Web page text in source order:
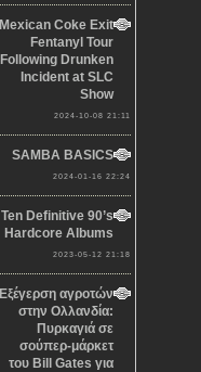
Mexican Coke Exit
Fentanyl Tour
Following Drunken
Incident at SLC
Show
2024-10-08 21:11
SAMBA BASICS
2024-01-16 22:24
Ten Definitive 90’s
Hardcore Albums
2023-05-12 21:18
Εξέγερση αγροτών
στην Ολλανδία:
Πυρκαγιά σε
σούπερ-μάρκετ
του Bill Gates για